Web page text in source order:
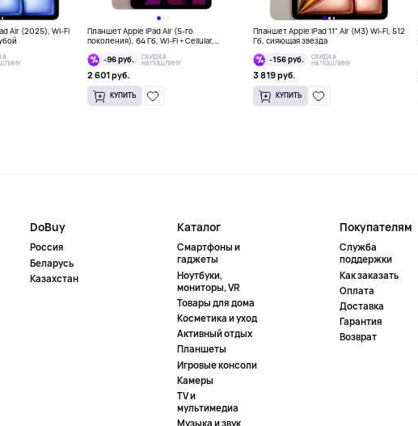
Air (2025), Wi-Fi
Планшет Apple iPad Air (5-го
поколения), 64 Гб, Wi-Fi + Cellular,
-96 руб.
СКИДКА
НА ПОШЛИНУ
2 601 руб.
КУПИТЬ
Планшет Apple iPad 11" Air (M3) Wi-Fi, 512
Гб, сияющая звезда
-156 руб.
СКИДКА
НА ПОШЛИНУ
3 819 руб.
КУПИТЬ
DoBuy
Россия
Беларусь
Казахстан
Каталог
Смартфоны и
гаджеты
Ноутбуки,
мониторы, VR
Товары для дома
Косметика и уход
Активный отдых
Планшеты
Игровые консоли
Камеры
TV и
мультимедиа
Музыка и звук
Покупателям
Служба
поддержки
Как заказать
Оплата
Доставка
Гарантия
Возврат